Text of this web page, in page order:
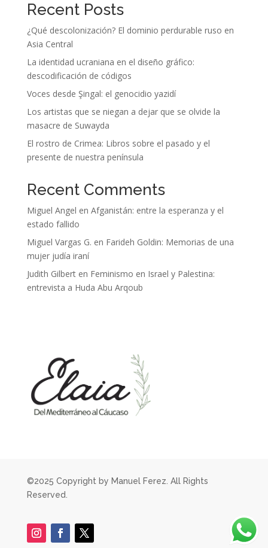
Recent Posts
¿Qué descolonización? El dominio perdurable ruso en
Asia Central
La identidad ucraniana en el diseño gráfico:
descodificación de códigos
Voces desde Şingal: el genocidio yazidí
Los artistas que se niegan a dejar que se olvide la
masacre de Suwayda
El rostro de Crimea: Libros sobre el pasado y el
presente de nuestra península
Recent Comments
Miguel Angel en Afganistán: entre la esperanza y el
estado fallido
Miguel Vargas G. en Farideh Goldin: Memorias de una
mujer judía iraní
Judith Gilberten Feminismo en Israel y Palestina:
entrevista a Huda Abu Arqoub
©2025 Copyright by Manuel Ferez. All Rights
Reserved.